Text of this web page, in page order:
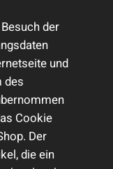
der
und
des
Cookie
Der
die ein